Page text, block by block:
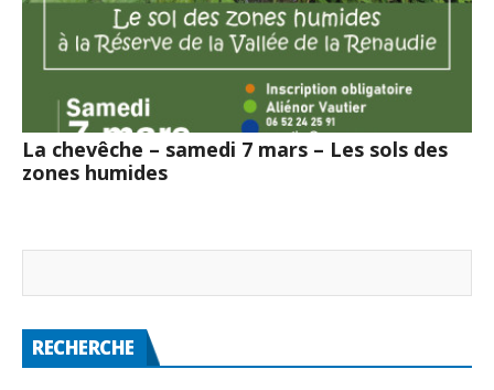
La chevêche – samedi 7 mars – Les sols des
zones humides
RECHERCHE